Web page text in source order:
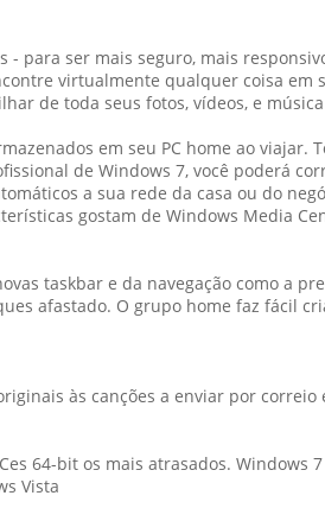
para ser mais seguro, mais
virtualmente qualquer coisa em
de toda seus fotos, vídeos, e
em seu PC home ao
de Windows 7, você poderá
a sua rede da casa ou do
gostam de Windows Media
taskbar e da navegação como a
afastado. O grupo home faz fácil
às canções a enviar por
64-bit os mais atrasados.
Vista